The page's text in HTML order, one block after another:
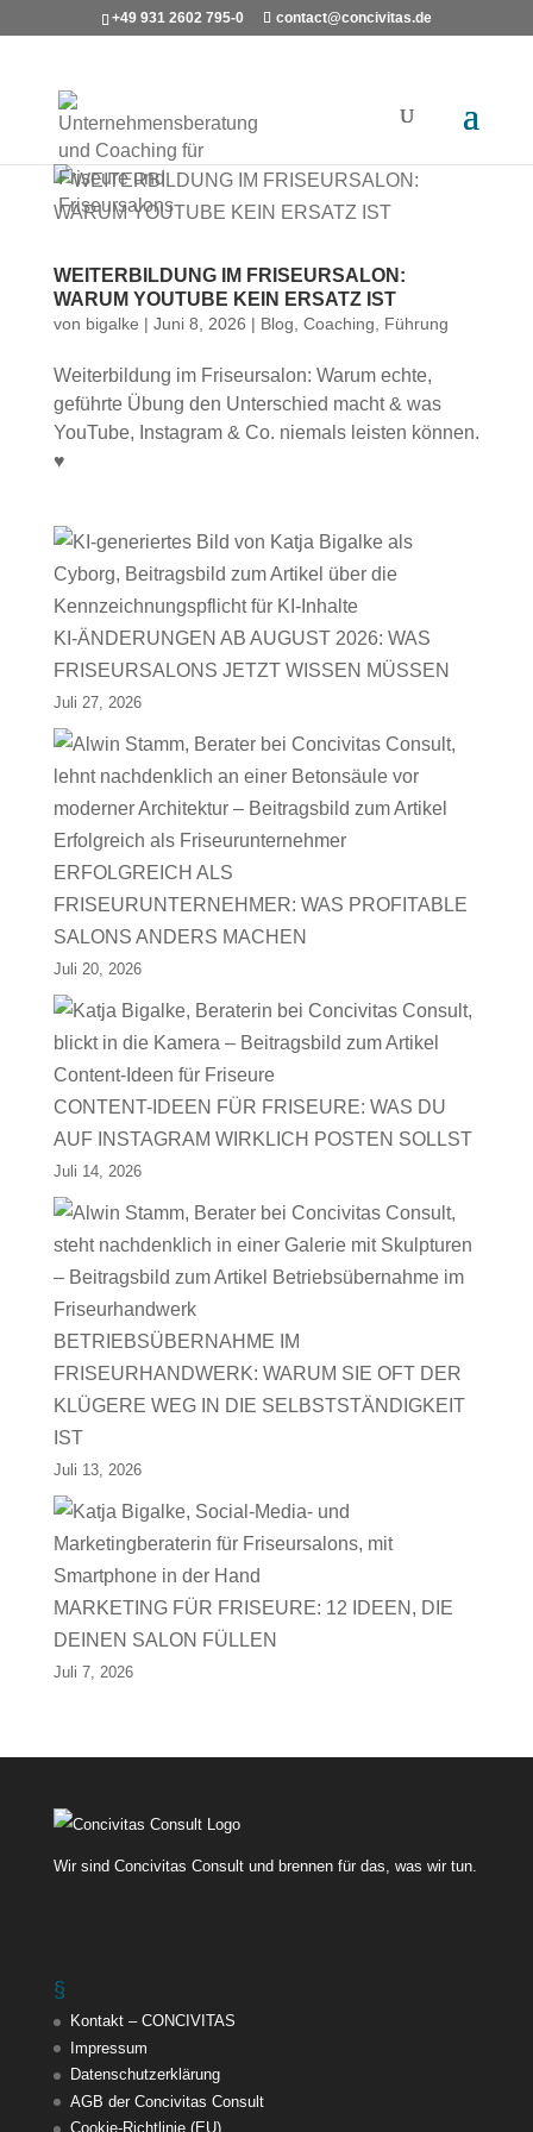
+49 931 2602 795-0 contact@concivitas.de
WEITERBILDUNG IM FRISEURSALON:
WARUM YOUTUBE KEIN ERSATZ IST
von bigalke | Juni 8, 2026 | Blog Coaching Führung
Weiterbildung im Friseursalon: Warum echte,
geführte Übung den Unterschied macht & was
YouTube, Instagram & Co. niemals leisten können.
♥
KI-ÄNDERUNGEN AB AUGUST 2026: WAS
FRISEURSALONS JETZT WISSEN MÜSSEN
Juli 27, 2026
ERFOLGREICH ALS
FRISEURUNTERNEHMER: WAS PROFITABLE
SALONS ANDERS MACHEN
Juli 20, 2026
CONTENT-IDEEN FÜR FRISEURE: WAS DU
AUF INSTAGRAM WIRKLICH POSTEN SOLLST
Juli 14, 2026
BETRIEBSÜBERNAHME IM
FRISEURHANDWERK: WARUM SIE OFT DER
KLÜGERE WEG IN DIE SELBSTSTÄNDIGKEIT
IST
Juli 13, 2026
MARKETING FÜR FRISEURE: 12 IDEEN, DIE
DEINEN SALON FÜLLEN
Juli 7, 2026
Wir sind Concivitas Consult und brennen für das, was wir tun.
§
Kontakt – CONCIVITAS
Impressum
Datenschutzerklärung
AGB der Concivitas Consult
Cookie-Richtlinie (EU)